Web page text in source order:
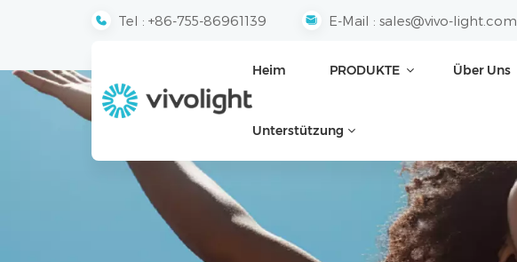
Tel : +86-755-86961139 E-Mail : sales@vivo-light.com
Heim PRODUKTE Über Uns
Unterstützung